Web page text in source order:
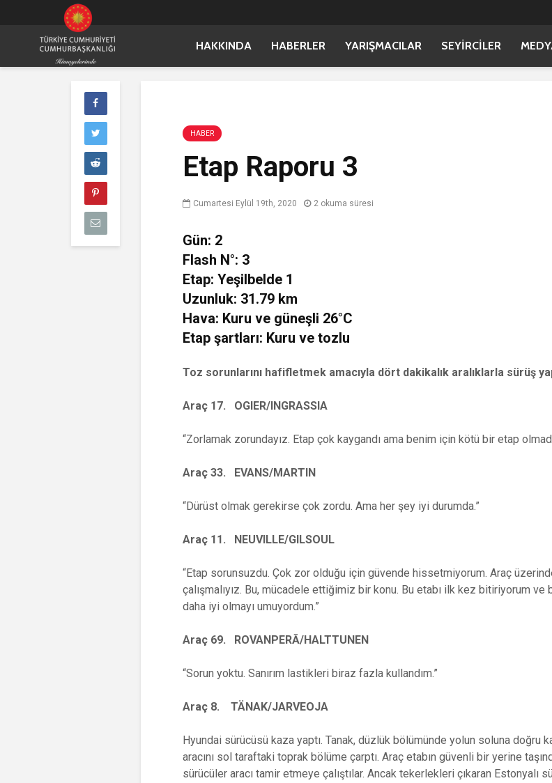
HAKKINDA HABERLER YARIŞMACILAR SEYİRCİLER
HABER
Etap Raporu 3
Cumartesi Eylül 19th, 2020 2 okuma süresi
Gün: 2
Flash N°: 3
Etap: Yeşilbelde 1
Uzunluk: 31.79 km
Hava: Kuru ve güneşli 26°C
Etap şartları: Kuru ve tozlu
Toz sorunlarını hafifletmek amacıyla dört dakikalık aralıklarla sürüş
Araç 17. OGIER/INGRASSIA
“Zorlamak zorundayız. Etap çok kaygandı ama benim için kötü bir etap
Araç 33. EVANS/MARTIN
“Dürüst olmak gerekirse çok zordu. Ama her şey iyi durumda.”
Araç 11. NEUVILLE/GILSOUL
“Etap sorunsuzdu. Çok zor olduğu için güvende hissetmiyorum. Araç
çalışmalıyız. Bu, mücadele ettiğimiz bir konu. Bu etabı ilk kez bitiriyorum ve
daha iyi olmayı umuyordum.”
Araç 69. ROVANPERĀ/HALTTUNEN
“Sorun yoktu. Sanırım lastikleri biraz fazla kullandım.”
Araç 8. TÄNAK/JARVEOJA
Hyundai sürücüsü kaza yaptı. Tanak, düzlük bölümünde yolun soluna doğru
aracını sol taraftaki toprak bölüme çarptı. Araç etabın güvenli bir yerine
sürücüler aracı tamir etmeye çalıştılar. Ancak tekerlekleri çıkaran Estonyalı